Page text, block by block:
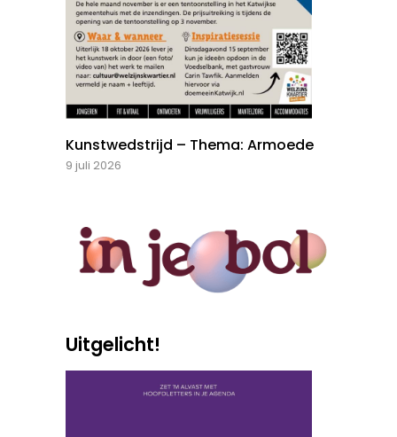
Kunstwedstrijd – Thema: Armoede
9 juli 2026
Uitgelicht!